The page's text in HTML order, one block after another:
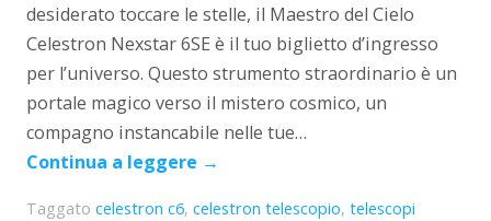
desiderato toccare le stelle, il Maestro del Cielo
Celestron Nexstar 6SE è il tuo biglietto d’ingresso
per l’universo. Questo strumento straordinario è un
portale magico verso il mistero cosmico, un
compagno instancabile nelle tue…
Continua a leggere →
Taggatocelestron c6,celestron telescopio,telescopi